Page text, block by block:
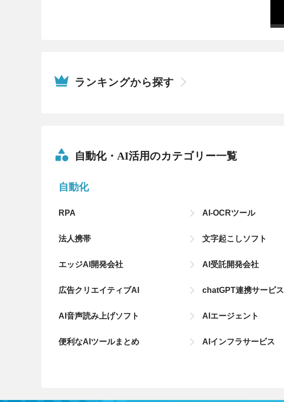
ランキングから探す
自動化・AI活用のカテゴリー一覧
自動化
RPA AI-OCRツール
法人携帯 文字起こしソフト
エッジAI開発会社 AI受託開発会社
広告クリエイティブAI chatGPT連携サービス
AI音声読み上げソフト AIエージェント
便利なAIツールまとめ AIインフラサービス